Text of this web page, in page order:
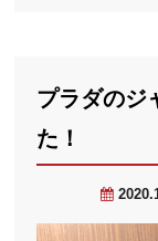
プラダのジ
た！